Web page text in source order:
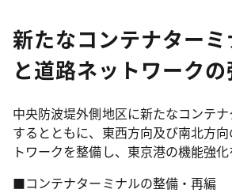
新たなコンテナター
と道路ネットワーク
中央防波堤外側地区に新たなコンテ
するとともに、東西方向及び南北方
トワークを整備し、東京港の機能強化
■コンテナターミナルの整備・再編